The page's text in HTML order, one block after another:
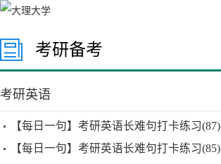
考研备考
考研英语
【每日一句】考研英语长难句打卡练习(87)
【每日一句】考研英语长难句打卡练习(85)